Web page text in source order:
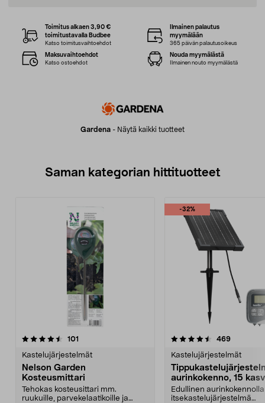
Gardena - Näytä kaikki tuotteet
Toimitus alkaen 3,90 €
toimitustavalla Budbee
Katso toimitusvaihtoehdot
Ilmainen palautus
myymälään
365 päivän palautusoikeus
Maksuvaihtoehdot
Katso ostoehdot
Nouda myymälästä
Ilmainen nouto myymälästä
Saman kategorian hittituotteet
101
Kastelujärjestelmät
Nelson Garden
Kosteusmittari
Tehokas kosteusittari mm.
ruukuille, parvekelaatikoille ja
-32%
4.5 viidestä
469arvostelut
Kastelujärjestelmät
aurinkokenno, 15
Edullinen
itsekastelujärjestelmä
4.5 viidestä